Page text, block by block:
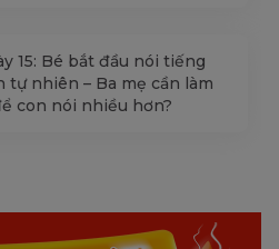
15: Bé bắt đầu nói tiếng
tự nhiên – Ba mẹ cần làm
con nói nhiều hơn?